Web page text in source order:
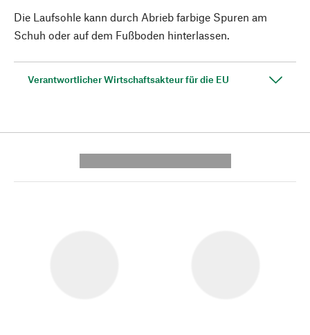
Die Laufsohle kann durch Abrieb farbige Spuren am
Schuh oder auf dem Fußboden hinterlassen.
Verantwortlicher Wirtschaftsakteur für die EU